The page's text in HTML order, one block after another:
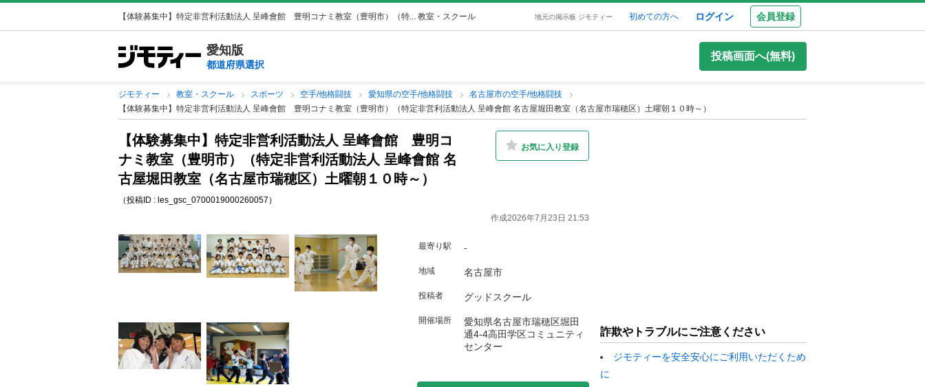
【体験募集中】特定非営利活動法人 呈峰會館 豊明コナミ教室（豊明市）（特... 教室・スクール 地元の掲示板 ジモティー 初めての方へ ログイン 会員登録
愛知版
都道府県選択
投稿画面へ(無料)
ジモティー 教室・スクール スポーツ 空手/他格闘技 愛知県の空手/他格闘技
名古屋市の空手/他格闘技
【体験募集中】特定非営利活動法人 呈峰會館 豊明コナミ教室（豊明市）（特定非営利活動法人 呈峰會館 名古屋堀田教室（名古屋市瑞穂区）土曜朝１０時～）
【体験募集中】特定非営利活動法人 呈峰會館 豊明コ
ナミ教室（豊明市）（特定非営利活動法人 呈峰會館 名
古屋堀田教室（名古屋市瑞穂区）土曜朝１０時～）
（投稿ID : les_gsc_0700019000260057）
お気に入り登録
作成2026年7月23日 21:53
最寄り駅 -
地域 名古屋市
投稿者 グッドスクール
開催場所
愛知県名古屋市瑞穂区堀田
通4-4高田学区コミュニティ
センター
詐欺やトラブルにご注意ください
ジモティーを安全安心にご利用いただくため
に